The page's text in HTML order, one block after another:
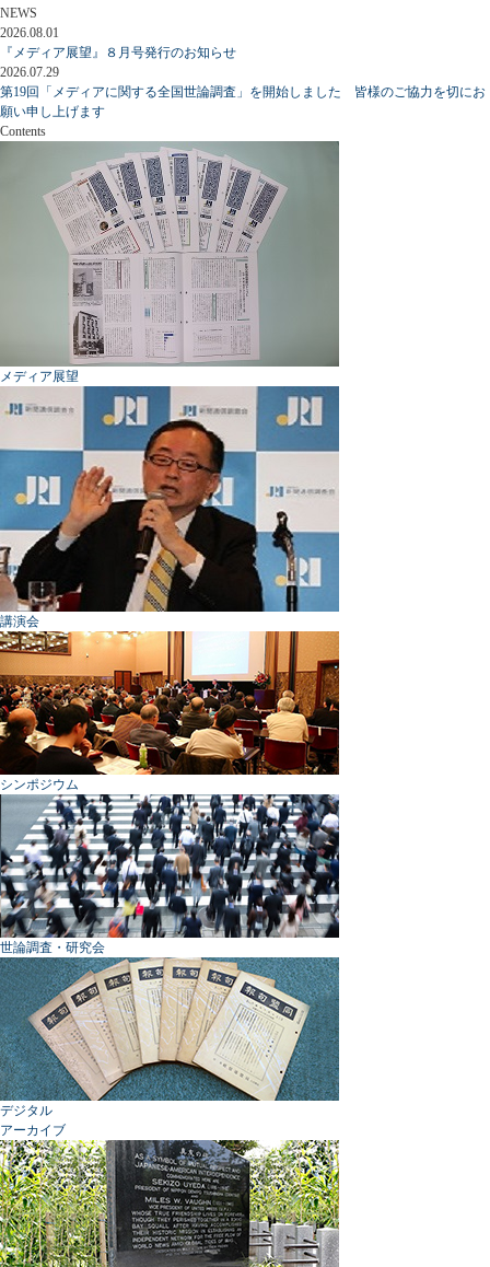
NEWS
2026.08.01
『メディア展望』８月号発行のお知らせ
2026.07.29
第19回「メディアに関する全国世論調査」を開始しました 皆様のご協力を切にお
願い申し上げます
Contents
メディア展望
講演会
シンポジウム
世論調査・研究会
デジタル
アーカイブ